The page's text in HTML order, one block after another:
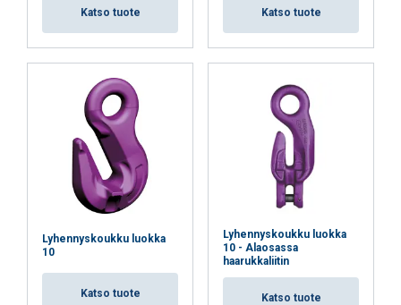
Katso tuote Katso tuote
Lyhennyskoukku luokka
10
Katso tuote
Lyhennyskoukku luokka
10 - Alaosassa
haarukkaliitin
Katso tuote